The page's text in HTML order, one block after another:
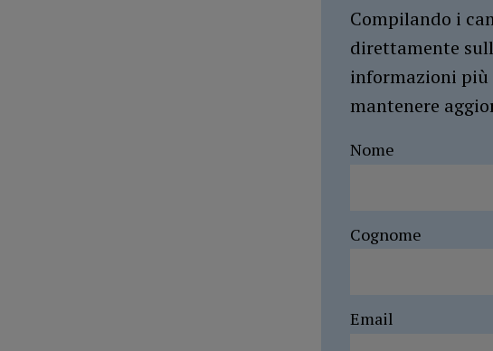
Compilando i
direttamente
informazioni
mantenere
Nome
Cognome
Email